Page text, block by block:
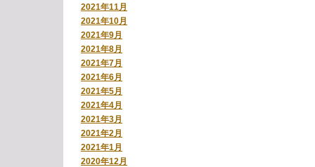
2021年11月
2021年10月
2021年9月
2021年8月
2021年7月
2021年6月
2021年5月
2021年4月
2021年3月
2021年2月
2021年1月
2020年12月